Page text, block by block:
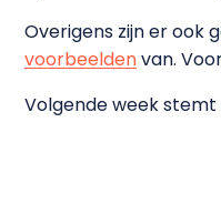
Overigens zijn er ook
voorbeeldenvan.
Volgende week